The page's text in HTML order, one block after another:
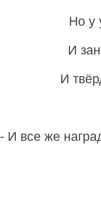
Но у
И
И
- И все же